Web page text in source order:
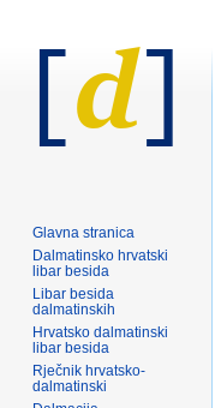
Glavna stranica
Dalmatinsko hrvatski
libar besida
Libar besida
dalmatinskih
Hrvatsko dalmatinski
libar besida
Rječnik hrvatsko-
dalmatinski